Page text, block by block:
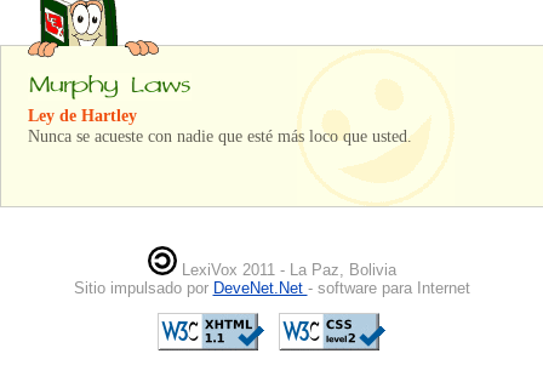
Ley de Hartley
Nunca se acueste con nadie que esté más loco que usted.
LexiVox 2011 - La Paz, Bolivia
Sitio impulsado por DeveNet.Net - software para Internet